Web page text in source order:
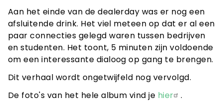
Aan het einde van de dealerday was er nog een
afsluitende drink. Het viel meteen op dat er al een
paar connecties gelegd waren tussen bedrijven
en studenten. Het toont, 5 minuten zijn voldoende
om een interessante dialoog op gang te brengen.
Dit verhaal wordt ongetwijfeld nog vervolgd.
De foto's van het hele album vind je hier
.